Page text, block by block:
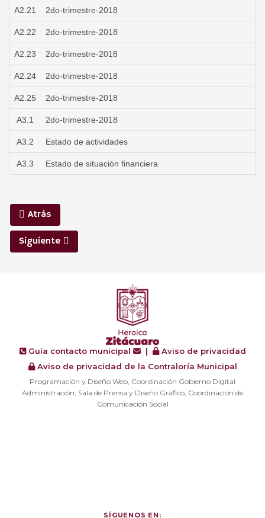
A2.21 2do-trimestre-2018
A2.22 2do-trimestre-2018
A2.23 2do-trimestre-2018
A2.24 2do-trimestre-2018
A2.25 2do-trimestre-2018
A3.1 2do-trimestre-2018
A3.2 Estado de actividades
A3.3 Estado de situación financiera
Atrás
Siguiente
Guía contacto municipal |
Aviso de privacidad
Aviso de privacidad de la Contraloría Municipal
Programación y Diseño Web, Coordinación Gobierno Digital
Administración, Sala de Prensa y Diseño Gráfico, Coordinación de
Comunicación Social
SÍGUENOS EN: